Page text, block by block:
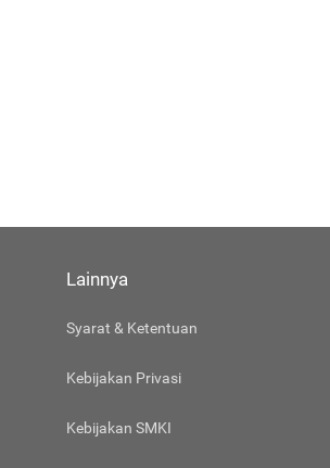
Lainnya
Syarat & Ketentuan
Kebijakan Privasi
Kebijakan SMKI